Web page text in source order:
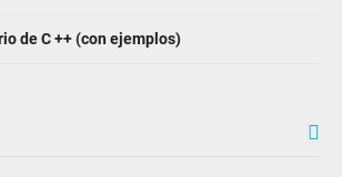
de C ++ (con ejemplos)